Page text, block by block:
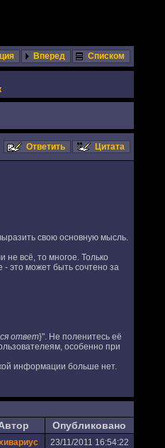
Вперед Списком
Ответить Цитата
свою основную мысль.
всё, то многое. Только
это может быть сочтено за
ответ}". Не поленитесь её
особенно при
информации больше нет.
Опубликовано
23/11/2011 16:54:22